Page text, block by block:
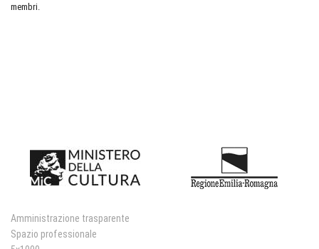
membri.
Amministrazione trasparente
Spazio professionale